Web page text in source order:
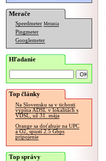
Merače
Speedmeter Merania
Pingmeter
Googlemeter
Hľadanie
Top články
Na Slovensku sa v tichosti
vypína ADSL v lokalitách s
VDSL, už 31. mája
Orange sa doťahuje na UPC
a O2, spustí 2.5 Gbps
pripojenie
Top správy